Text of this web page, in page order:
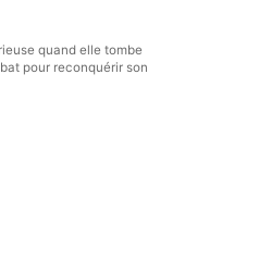
quand elle tombe
pour reconquérir son